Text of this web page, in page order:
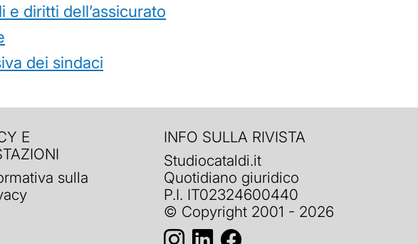
e diritti dell’assicurato
dei sindaci
E
sulla
INFO SULLA RIVISTA
Studiocataldi.it
Quotidiano giuridico
P.I. IT02324600440
© Copyright 2001 - 2026